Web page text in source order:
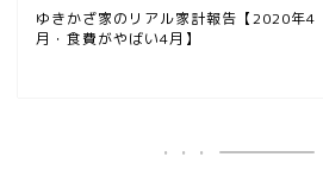
ゆきかざ家のリアル家計報告【2020年4
月・食費がやばい4月】